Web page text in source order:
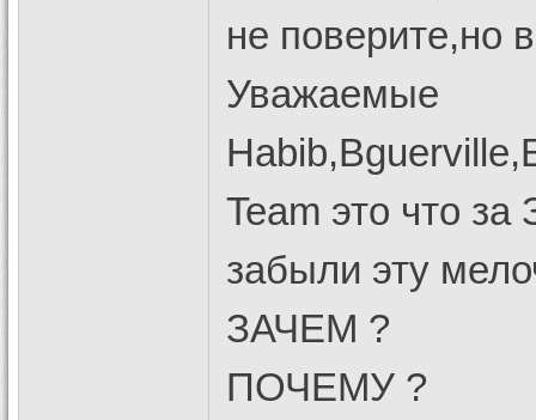
не поверите,но
Уважаемые
Team это что
забыли эту
ЗАЧЕМ ?
ПОЧЕМУ ?